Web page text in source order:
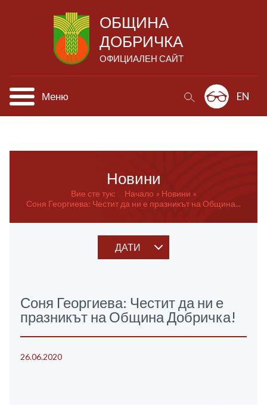
ОБЩИНА
ДОБРИЧКА
ОФИЦИАЛЕН САЙТ
Меню EN
Новини
Вие сте тук: Начало
Новини
Соня Георгиева: Честит да ни е празникът на Община...
ДАТИ
Соня Георгиева: Честит да ни е
празникът на Община Добричка!
26.06.2020